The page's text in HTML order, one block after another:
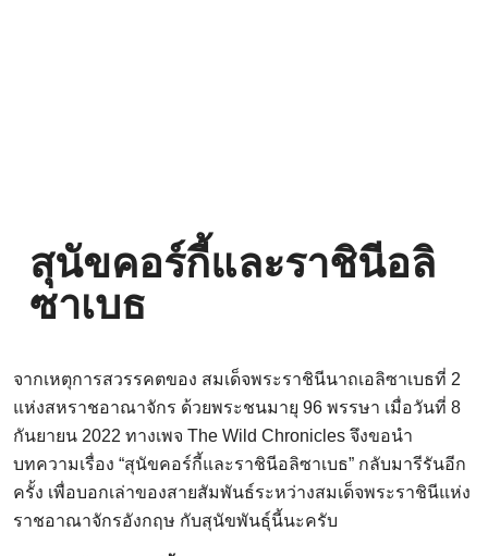
สุนัขคอร์กี้และราชินีอลิ
ซาเบธ
จากเหตุการสวรรคตของ สมเด็จพระราชินีนาถเอลิซาเบธที่ 2
แห่งสหราชอาณาจักร ด้วยพระชนมายุ 96 พรรษา เมื่อวันที่ 8
กันยายน 2022 ทางเพจ The Wild Chronicles จึงขอนำ
บทความเรื่อง “สุนัขคอร์กี้และราชินีอลิซาเบธ” กลับมารีรันอีก
ครั้ง เพื่อบอกเล่าของสายสัมพันธ์ระหว่างสมเด็จพระราชินีแห่ง
ราชอาณาจักรอังกฤษ กับสุนัขพันธุ์นี้นะครับ